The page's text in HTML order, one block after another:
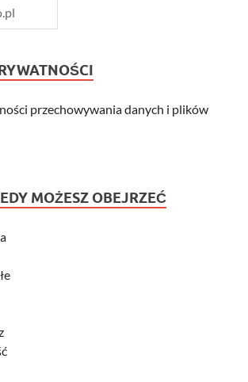
przechowywania danych i plików
MOŻESZ OBEJRZEĆ